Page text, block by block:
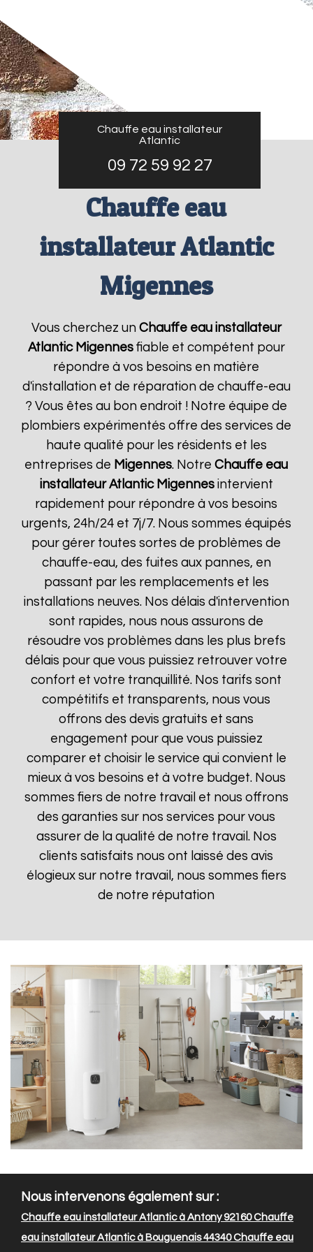
Chauffe eau installateur
Atlantic
09 72 59 92 27
Chauffe eau
installateur Atlantic
Migennes
Vous cherchez un Chauffe eau installateur
Atlantic Migennesfiable et compétent pour
répondre à vos besoins en matière
d'installation et de réparation de chauffe-eau
? Vous êtes au bon endroit ! Notre équipe de
plombiers expérimentés offre des services de
haute qualité pour les résidents et les
entreprises de Migennes. NotreChauffe eau
installateur Atlantic Migennesintervient
rapidement pour répondre à vos besoins
urgents, 24h/24 et 7j/7. Nous sommes équipés
pour gérer toutes sortes de problèmes de
chauffe-eau, des fuites aux pannes, en
passant par les remplacements et les
installations neuves. Nos délais d'intervention
sont rapides, nous nous assurons de
résoudre vos problèmes dans les plus brefs
délais pour que vous puissiez retrouver votre
confort et votre tranquillité. Nos tarifs sont
compétitifs et transparents, nous vous
offrons des devis gratuits et sans
engagement pour que vous puissiez
comparer et choisir le service qui convient le
mieux à vos besoins et à votre budget. Nous
sommes fiers de notre travail et nous offrons
des garanties sur nos services pour vous
assurer de la qualité de notre travail. Nos
clients satisfaits nous ont laissé des avis
élogieux sur notre travail, nous sommes fiers
de notre réputation
Nous intervenons également sur :
Chauffe eau installateur Atlantic à Antony 92160Chauffe
eau installateur Atlantic à Bouguenais 44340Chauffe eau